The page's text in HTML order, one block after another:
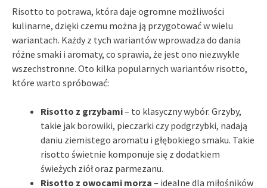
Risotto to potrawa, która daje ogromne możliwości
kulinarne, dzięki czemu można ją przygotować w wielu
wariantach. Każdy z tych wariantów wprowadza do dania
różne smaki i aromaty, co sprawia, że jest ono niezwykle
wszechstronne. Oto kilka popularnych wariantów risotto,
które warto spróbować:
Risotto z grzybami– to klasyczny wybór. Grzyby,
takie jak borowiki, pieczarki czy podgrzybki, nadają
daniu ziemistego aromatu i głębokiego smaku. Takie
risotto świetnie komponuje się z dodatkiem
świeżych ziół oraz parmezanu.
Risotto z owocami morza – idealne dla miłośników